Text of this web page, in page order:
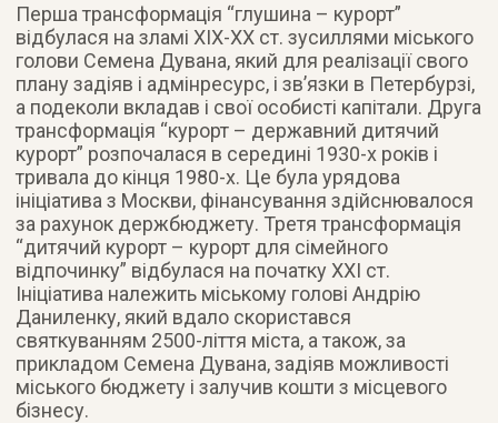
Перша трансформація “глушина – курорт”
відбулася на зламі ХІХ-ХХ ст. зусиллями міського
голови Семена Дувана, який для реалізації свого
плану задіяв і адмінресурс, і зв’язки в Петербурзі,
а подеколи вкладав і свої особисті капітали. Друга
трансформація “курорт – державний дитячий
курорт” розпочалася в середині 1930-х років і
тривала до кінця 1980-х. Це була урядова
ініціатива з Москви, фінансування здійснювалося
за рахунок держбюджету. Третя трансформація
“дитячий курорт – курорт для сімейного
відпочинку” відбулася на початку ХХІ ст.
Ініціатива належить міському голові Андрію
Даниленку, який вдало скористався
святкуванням 2500-ліття міста, а також, за
прикладом Семена Дувана, задіяв можливості
міського бюджету і залучив кошти з місцевого
бізнесу.